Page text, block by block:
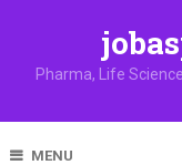
Pharma, Life
MENU